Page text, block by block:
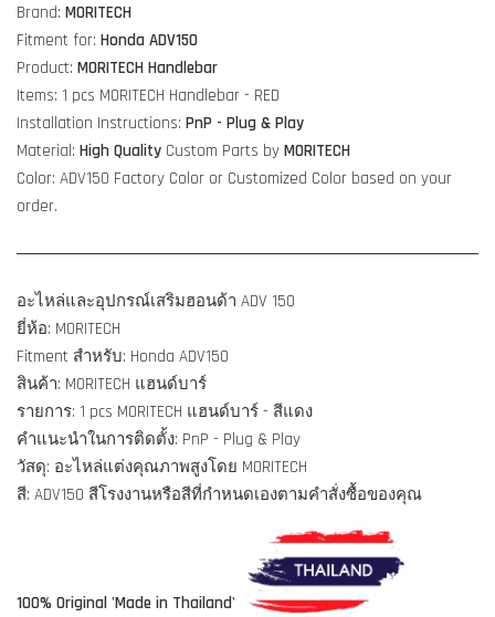
Brand: MORITECH
Fitment for: Honda ADV150
Product: MORITECH Handlebar
Items: 1 pcs MORITECH Handlebar - RED
Installation Instructions: PnP - Plug & Play
Material: High Quality Custom Parts by MORITECH
Color: ADV150 Factory Color or Customized Color based on your
order.
อะไหล่และอุปกรณ์เสริมฮอนด้า ADV 150
ยี่ห้อ: MORITECH
Fitment สำหรับ: Honda ADV150
สินค้า: MORITECH แฮนด์บาร์
รายการ: 1 pcs MORITECH แฮนด์บาร์ - สีแดง
คำแนะนำในการติดตั้ง: PnP - Plug & Play
วัสดุ: อะไหล่แต่งคุณภาพสูงโดย MORITECH
สี: ADV150 สีโรงงานหรือสีที่กำหนดเองตามคำสั่งซื้อของคุณ
100% Original 'Made in Thailand'